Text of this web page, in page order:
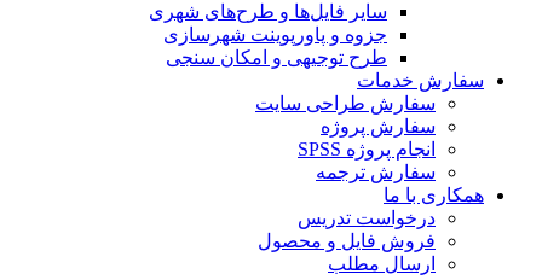
سایر فایل‌ها و طرح‌های شهری
جزوه و پاورپوینت شهرسازی
طرح توجیهی و امکان سنجی
سفارش خدمات
سفارش طراحی سایت
سفارش پروژه
انجام پروژه SPSS
سفارش ترجمه
همکاری با ما
درخواست تدریس
فروش فایل و محصول
ارسال مطلب